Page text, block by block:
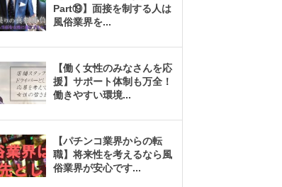
Part⑲】面接を制する人は
風俗業界を...
【働く女性のみなさんを応
援】サポート体制も万全！
働きやすい環境...
【パチンコ業界からの転
職】将来性を考えるなら風
俗業界が安心です...